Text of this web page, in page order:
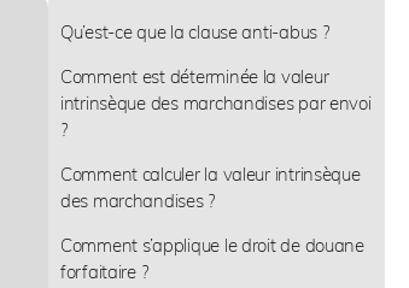
Qu’est-ce que la clause anti-abus ?
Comment est déterminée la valeur
intrinsèque des marchandises par envoi
?
Comment calculer la valeur intrinsèque
des marchandises ?
Comment s’applique le droit de douane
forfaitaire ?